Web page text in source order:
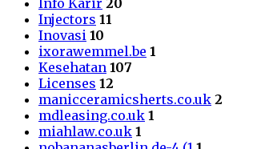
Info Karir 20
Injectors 11
Inovasi 10
ixorawemmel.be 1
Kesehatan 107
Licenses 12
manicceramicsherts.co.uk 2
mdleasing.co.uk 1
miahlaw.co.uk 1